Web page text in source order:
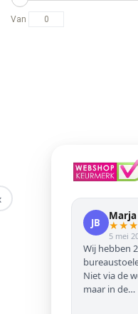
Van
JB
Marja
★★★
5 mei
Wij hebben
Niet via de
maar in de